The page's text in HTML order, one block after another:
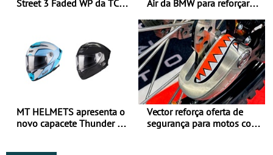
Street 3 Faded WP da TCX
Air da BMW para reforçar
verão
MT HELMETS apresenta o
novo capacete Thunder 4 R
Vector reforça oferta de
segurança para motos com